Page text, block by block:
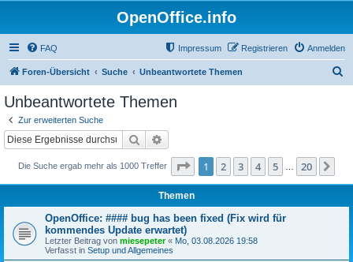
OpenOffice.info
FAQ Anmelden
Registrieren
Impressum
Foren-Übersicht Suche Unbeantwortete Themen
Unbeantwortete Themen
Zur erweiterten Suche
Suche
Die Suche ergab mehr als 1000 Treffer Seite 1von 20
1 2 3 4 5 20
Themen
OpenOffice: #### bug has been fixed (Fix wird für
kommendes Update erwartet)
Letzter Beitrag von miesepeter« Mo, 03.08.2026 19:58
Verfasst in Setup und Allgemeines